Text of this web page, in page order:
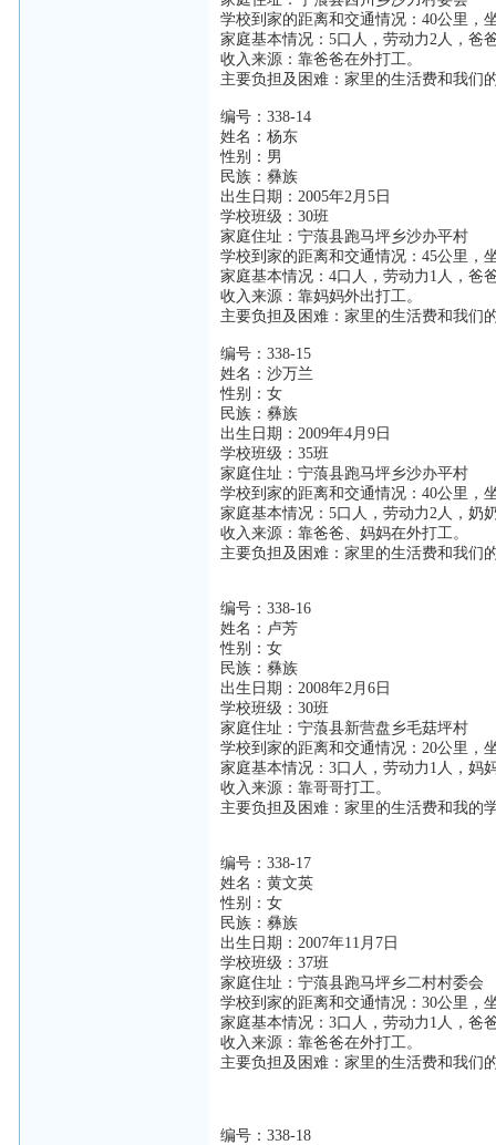
学校到家的距离和交通情况：40公里，
家庭基本情况：5口人，劳动力2人，爸
收入来源：靠爸爸在外打工。
主要负担及困难：家里的生活费和我们
编号：338-14
姓名：杨东
性别：男
民族：彝族
出生日期：2005年2月5日
学校班级：30班
家庭住址：宁蒗县跑马坪乡沙办平村
学校到家的距离和交通情况：45公里，
家庭基本情况：4口人，劳动力1人，爸
收入来源：靠妈妈外出打工。
主要负担及困难：家里的生活费和我们
编号：338-15
姓名：沙万兰
性别：女
民族：彝族
出生日期：2009年4月9日
学校班级：35班
家庭住址：宁蒗县跑马坪乡沙办平村
学校到家的距离和交通情况：40公里，
家庭基本情况：5口人，劳动力2人，奶
收入来源：靠爸爸、妈妈在外打工。
主要负担及困难：家里的生活费和我们
编号：338-16
姓名：卢芳
性别：女
民族：彝族
出生日期：2008年2月6日
学校班级：30班
家庭住址：宁蒗县新营盘乡毛菇坪村
学校到家的距离和交通情况：20公里，
家庭基本情况：3口人，劳动力1人，妈
收入来源：靠哥哥打工。
主要负担及困难：家里的生活费和我的
编号：338-17
姓名：黄文英
性别：女
民族：彝族
出生日期：2007年11月7日
学校班级：37班
家庭住址：宁蒗县跑马坪乡二村村委会
学校到家的距离和交通情况：30公里，
家庭基本情况：3口人，劳动力1人，爸
收入来源：靠爸爸在外打工。
主要负担及困难：家里的生活费和我们
编号：338-18